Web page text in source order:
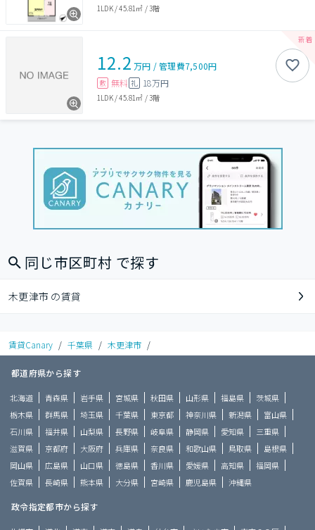
1LDK/45.81㎡ /3階
12.2 万円 /管理費7,500円
敷 無料 礼 18万円
1LDK/45.81㎡ /3階
同じ市区町村 で探す
木更津市 の賃貸
賃貸Canary / 千葉県 / 木更津市 /
都道府県から探す
北海道 青森県 岩手県 宮城県 秋田県 山形県 福島県
茨城県
栃木県
群馬県 埼玉県 千葉県 東京都 神奈川県 新潟県
富山県
石川県
福井県 山梨県 長野県 岐阜県 静岡県 愛知県
三重県
滋賀県
京都府 大阪府 兵庫県 奈良県 和歌山県 鳥取県
島根県
岡山県
広島県 山口県 徳島県 香川県 愛媛県 高知県
福岡県
佐賀県
長崎県 熊本県 大分県 宮崎県 鹿児島県 沖縄県
政令指定都市から探す